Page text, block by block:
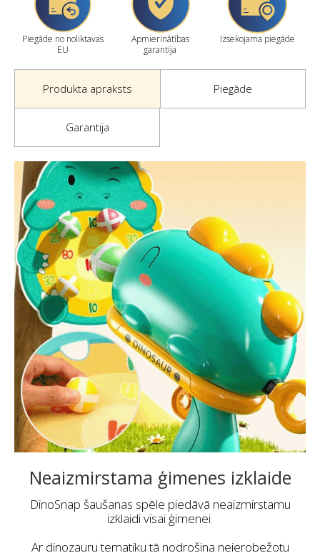
Piegāde no noliktavas
EU
Apmierinātības
garantija
Izsekojama piegāde
Produkta apraksts Piegāde
Garantija
Neaizmirstama ģimenes izklaide
DinoSnap šaušanas spēle piedāvā neaizmirstamu
izklaidi visai ģimenei.
Ar dinozauru tematiku tā nodrošina neierobežotu